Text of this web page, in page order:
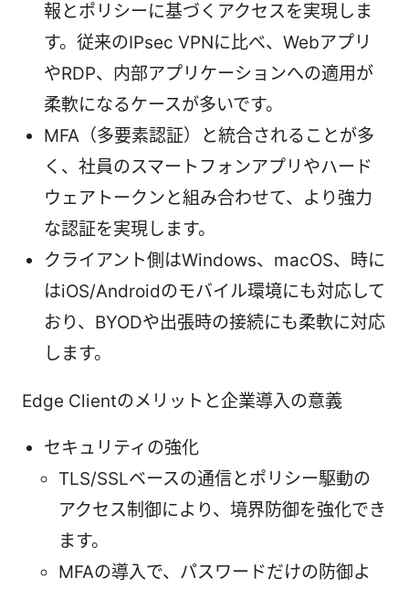
報とポリシーに基づくアクセスを実現しま
す。従来のIPsec VPNに比べ、Webアプリ
やRDP、内部アプリケーションへの適用が
柔軟になるケースが多いです。
MFA（多要素認証）と統合されることが多
く、社員のスマートフォンアプリやハード
ウェアトークンと組み合わせて、より強力
な認証を実現します。
クライアント側はWindows、macOS、時に
はiOS/Androidのモバイル環境にも対応して
おり、BYODや出張時の接続にも柔軟に対応
します。
Edge Clientのメリットと企業導入の意義
セキュリティの強化
TLS/SSLベースの通信とポリシー駆動の
アクセス制御により、境界防御を強化でき
ます。
MFAの導入で、パスワードだけの防御よ